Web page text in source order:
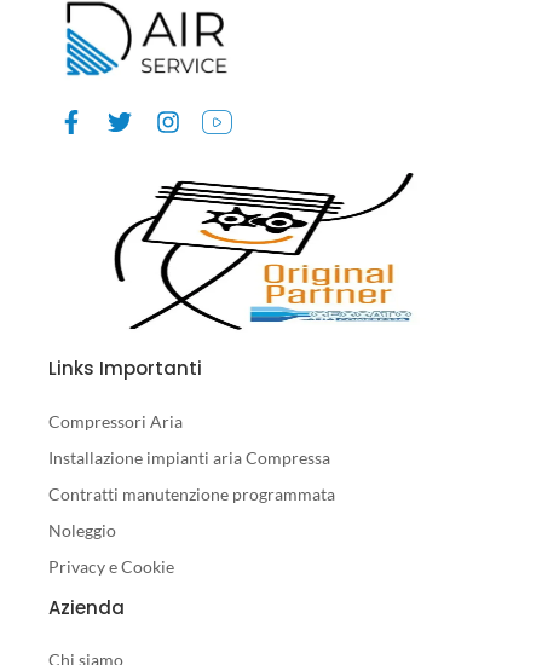
Links Importanti
Compressori Aria
Installazione impianti aria Compressa
Contratti manutenzione programmata
Noleggio
Privacy e Cookie
Azienda
Chi siamo